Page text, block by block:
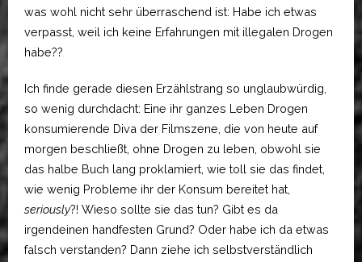
was wohl nicht sehr überraschend ist: Habe ich etwas
verpasst, weil ich keine Erfahrungen mit illegalen Drogen
habe??
Ich finde gerade diesen Erzählstrang so unglaubwürdig,
so wenig durchdacht: Eine ihr ganzes Leben Drogen
konsumierende Diva der Filmszene, die von heute auf
morgen beschließt, ohne Drogen zu leben, obwohl sie
das halbe Buch lang proklamiert, wie toll sie das findet,
wie wenig Probleme ihr der Konsum bereitet hat,
seriously?! Wieso sollte sie das tun? Gibt es da
irgendeinen handfesten Grund? Oder habe ich da etwas
falsch verstanden? Dann ziehe ich selbstverständlich